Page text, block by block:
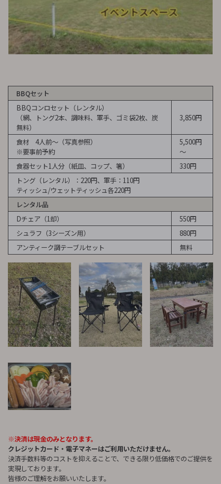
BBQセット
BBQコンロセット（レンタル）
（網、トング2本、調味料、軍手、ゴミ袋2枚、炭
無料）
3,850円
食材 4人前～（写真参照）
※要事前予約
5,500円
～
食器セット1人分（紙皿、コップ、箸）
330円
トング（レンタル）：220円、軍手：110円
ティッシュ/ウェットティッシュ各220円
レンタル品
Dチェア（1却）
550円
シュラフ（3シーズン用）
880円
アンティーク調テーブルセット
無料
※決済は現金のみとなります。
クレジットカード・電子マネーはご利用いただけません。
決済手数料等のコストを抑えることで、できる限り低価格でのご提供を
実現しております。
皆様のご理解をお願いいたします。